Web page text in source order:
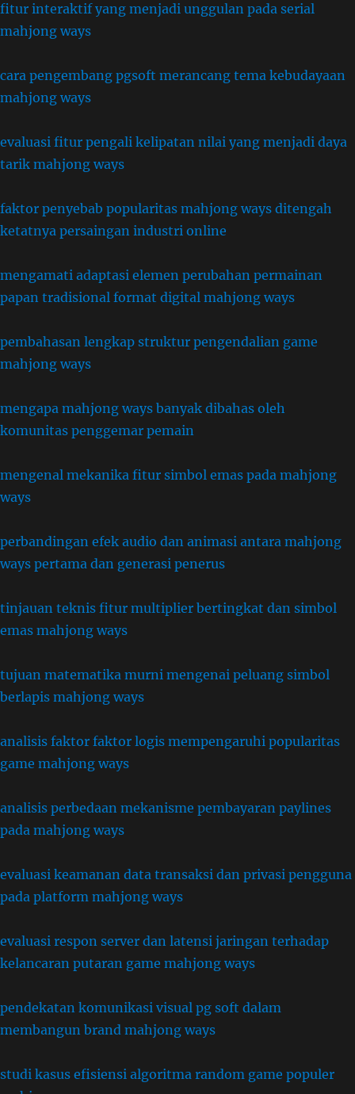
fitur interaktif yang menjadi unggulan pada serial
mahjong ways
cara pengembang pgsoft merancang tema kebudayaan
mahjong ways
evaluasi fitur pengali kelipatan nilai yang menjadi daya
tarik mahjong ways
faktor penyebab popularitas mahjong ways ditengah
ketatnya persaingan industri online
mengamati adaptasi elemen perubahan permainan
papan tradisional format digital mahjong ways
pembahasan lengkap struktur pengendalian game
mahjong ways
mengapa mahjong ways banyak dibahas oleh
komunitas penggemar pemain
mengenal mekanika fitur simbol emas pada mahjong
ways
perbandingan efek audio dan animasi antara mahjong
ways pertama dan generasi penerus
tinjauan teknis fitur multiplier bertingkat dan simbol
emas mahjong ways
tujuan matematika murni mengenai peluang simbol
berlapis mahjong ways
analisis faktor faktor logis mempengaruhi popularitas
game mahjong ways
analisis perbedaan mekanisme pembayaran paylines
pada mahjong ways
evaluasi keamanan data transaksi dan privasi pengguna
pada platform mahjong ways
evaluasi respon server dan latensi jaringan terhadap
kelancaran putaran game mahjong ways
pendekatan komunikasi visual pg soft dalam
membangun brand mahjong ways
studi kasus efisiensi algoritma random game populer